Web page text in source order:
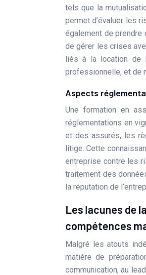
tels que la
permet d’évaluer les
également de
de gérer les crises
liés à la location de
professionnelle, et de
Aspects
Une formation en
réglementations en
et des assurés, les
litige. Cette
entreprise contre les
traitement des
la réputation de
Les lacunes de
compétences
Malgré les atouts
matière de
communication, au